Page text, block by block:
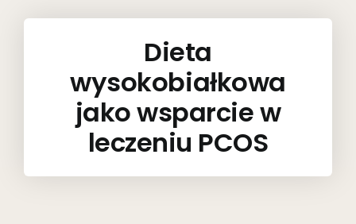
Dieta
wysokobiałkowa
jako wsparcie w
leczeniu PCOS